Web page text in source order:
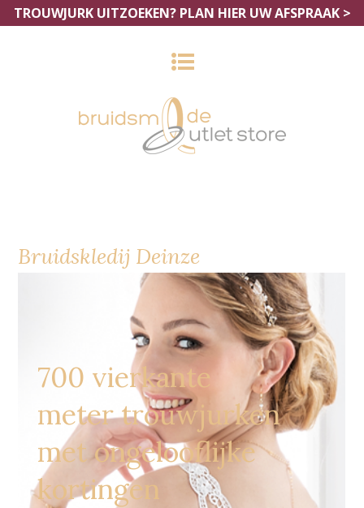
TROUWJURK UITZOEKEN? PLAN HIER UW AFSPRAAK >
Bruidskledij Deinze
700 vierkante
meter trouwjurken
met ongelooflijke
kortingen